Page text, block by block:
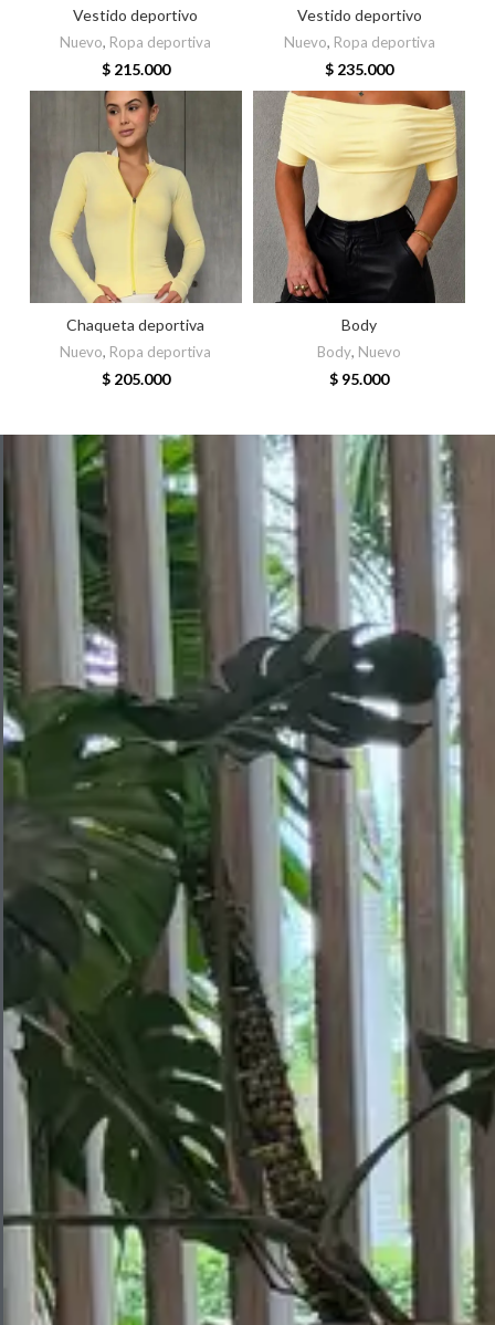
Vestido deportivo
Nuevo, Ropa deportiva
$215.000
Vestido deportivo
Nuevo, Ropa deportiva
$ 235.000
Chaqueta deportiva
Nuevo, Ropa deportiva
$205.000
Body
Body, Nuevo
$ 95.000